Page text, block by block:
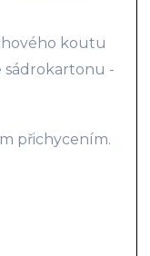
koutu
sádrokartonu -
přichycením.